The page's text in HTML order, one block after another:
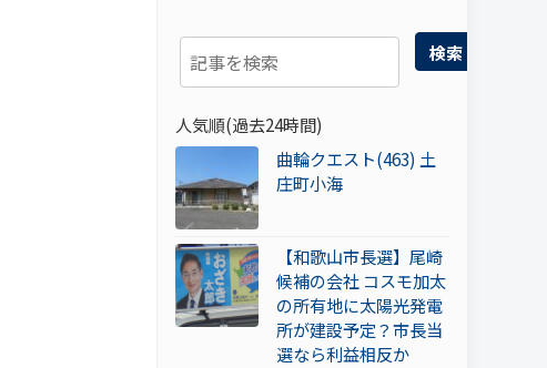
検索
人気順(過去24時間)
曲輪クエスト(463) 土
庄町小海
【和歌山市長選】尾崎
候補の会社 コスモ加太
の所有地に太陽光発電
所が建設予定？市長当
選なら利益相反か